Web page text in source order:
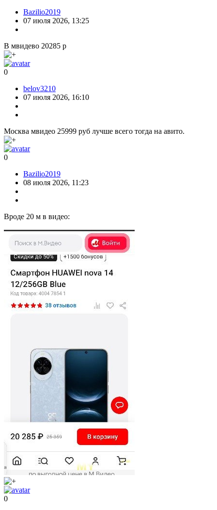
Bazilio2019
07 июля 2026, 13:25
В мвидево 20285 р
0
belov3210
07 июля 2026, 16:10
Москва мвидео 25999 руб лучше всего тогда на авито.
0
Bazilio2019
08 июля 2026, 11:23
Вроде 20 м в видео:
0